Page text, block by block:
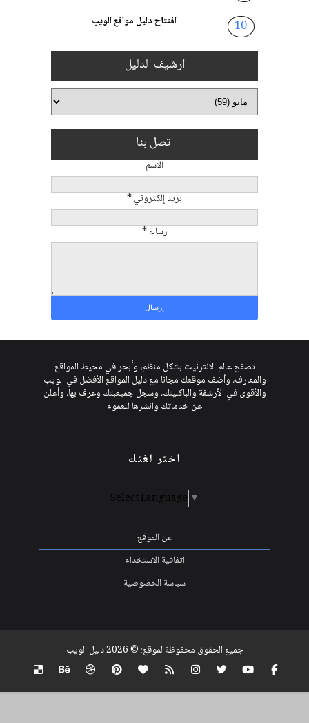
افتتاح دليل مواقع الويب
ارشيف الدليل
اتصل بنا
الاسم
بريد إلكتروني*
رسالة*
تصفح عالم الانترنيت بشكل منظم، وأبحر في محيط المواقع
والمعارف، وأضف موقعك مجانا مع دليل المواقع الأفضل في الويب
والأقوى في الأرشفة والباكلينك، وسجل جميعبتك وعرف بها، وأعلن
عن خدماتك وانشرها للعموم
اختر لغتك
Select Language ▼
عن الموقع
اتفاقية الاستخدام
سياسة الخصوصية
جميع الحقوق محفوظة لموقع: ©2026دليل الويب